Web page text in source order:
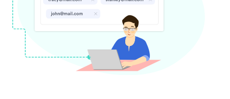
Formularios colaborativos
Colabore junto a sus colegas en sus formularios en
línea utilizando Jotform. Asigne los formularios y
gestionen los datos juntos en Jotform Tablas y